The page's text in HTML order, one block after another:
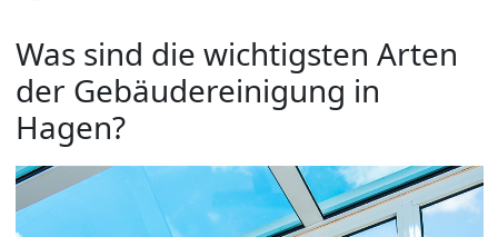
Was sind die wichtigsten Arten
der Gebäudereinigung in
Hagen?